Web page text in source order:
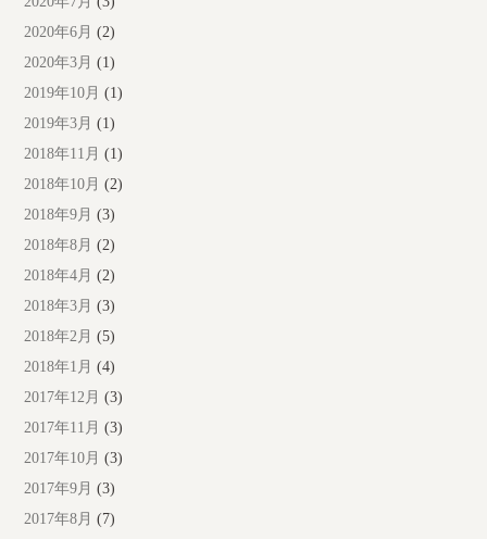
2020年6月 (2)
2020年3月 (1)
2019年10月 (1)
2019年3月 (1)
2018年11月 (1)
2018年10月 (2)
2018年9月 (3)
2018年8月 (2)
2018年4月 (2)
2018年3月 (3)
2018年2月 (5)
2018年1月 (4)
2017年12月 (3)
2017年11月 (3)
2017年10月 (3)
2017年9月 (3)
2017年8月 (7)